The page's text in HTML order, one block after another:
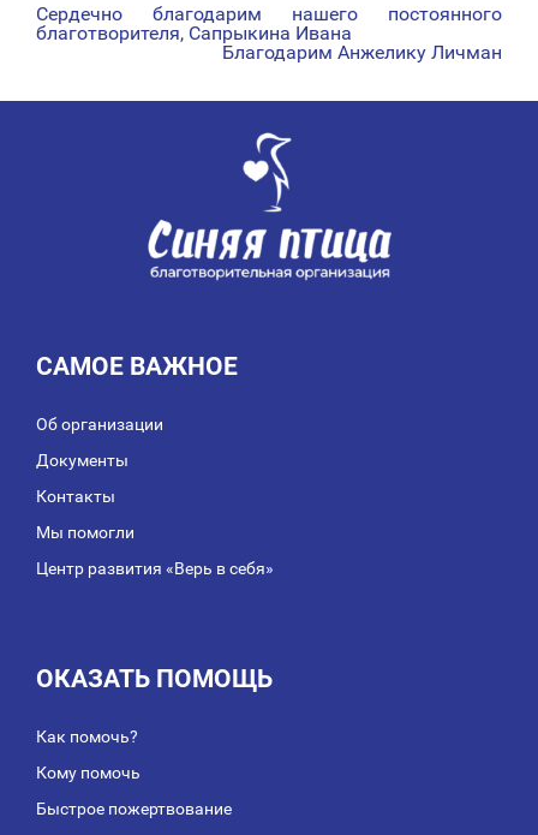
НАВИГАЦИЯ
Сердечно благодарим нашего постоянного
благотворителя, Сапрыкина Ивана
Благодарим Анжелику Личман
САМОЕ ВАЖНОЕ
Об организации
Документы
Контакты
Мы помогли
Центр развития «Верь в себя»
ОКАЗАТЬ ПОМОЩЬ
Как помочь?
Кому помочь
Быстрое пожертвование